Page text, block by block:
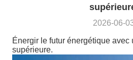
2026-06-
Énergir le futur énergétique avec
supérieure.